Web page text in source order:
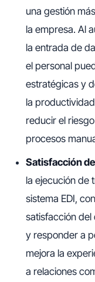
una gestión
la empresa. Al
la entrada de
el personal
estratégicas y
la
reducir el
procesos
Satisfacción
la ejecución de
sistema EDI,
satisfacción
y responder a
mejora la
a relaciones